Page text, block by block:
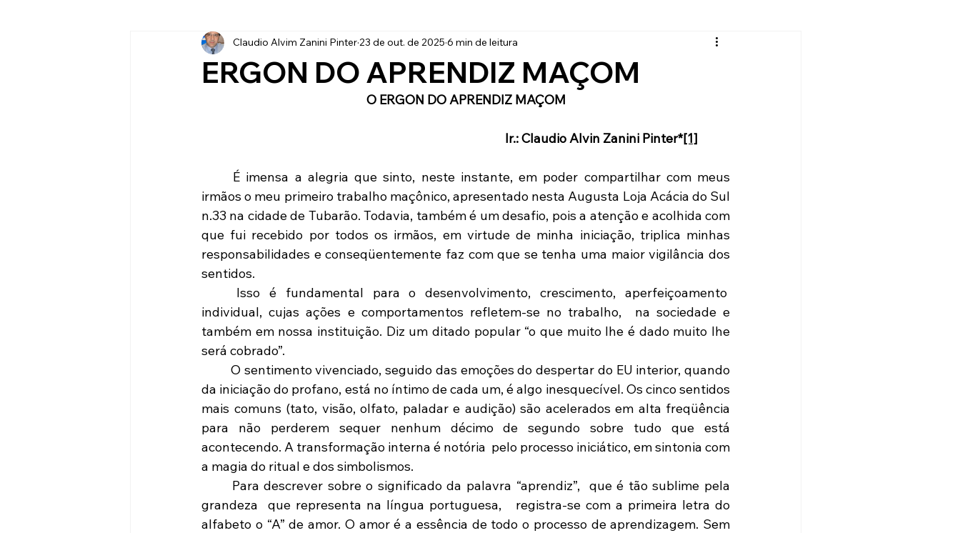
ERGON DO APRENDIZ MAÇOM
Claudio Alvim Zanini Pinter23 de out. de 2025 6 min de leitura
O ERGON DO APRENDIZ MAÇOM
                                                                                               Ir.: Claudio Alvin Zanini Pinter*
[1]
irmãos o meu primeiro trabalho maçônico, apresentado nesta Augusta Loja Acácia do Sul
n.33 na cidade de Tubarão. Todavia, também é um desafio, pois a atenção e acolhida com
que fui recebido por todos os irmãos, em virtude de minha iniciação, triplica minhas
responsabilidades e conseqüentemente faz com que se tenha uma maior vigilância dos
sentidos.
individual, cujas ações e comportamentos refletem-se no trabalho,  na sociedade e
também em nossa instituição. Diz um ditado popular “o que muito lhe é dado muito lhe
será cobrado”.
da iniciação do profano, está no íntimo de cada um, é algo inesquecível. Os cinco sentidos
mais comuns (tato, visão, olfato, paladar e audição) são acelerados em alta freqüência
para não perderem sequer nenhum décimo de segundo sobre tudo que está
acontecendo. A transformação interna é notória  pelo processo iniciático, em sintonia com
a magia do ritual e dos simbolismos.
grandeza  que representa na língua portuguesa,   registra-se com a primeira letra do
alfabeto o “A” de amor. O amor é a essência de todo o processo de aprendizagem. Sem